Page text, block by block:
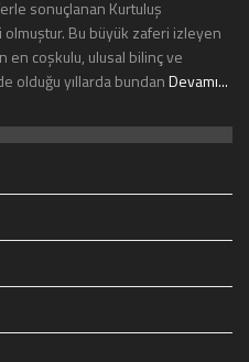
sonuçlanan Kurtuluş
olmuştur. Bu büyük zaferi izleyen
en coşkulu, ulusal bilinç ve
olduğu yıllarda bundanDevamı...